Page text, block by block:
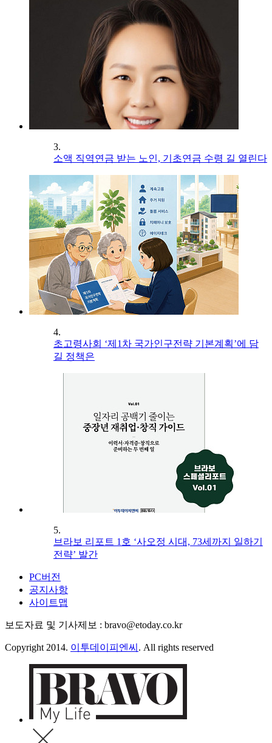
3.
소액 직역연금 받는 노인, 기초연금 수령 길 열린다
4.
초고령사회 ‘제1차 국가인구전략 기본계획’에 담
길 정책은
5.
브라보 리포트 1호 ‘사오정 시대, 73세까지 일하기
전략’ 발간
PC버전
공지사항
사이트맵
보도자료 및 기사제보 : bravo@etoday.co.kr
Copyright 2014. 이투데이피엔씨 . All rights reserved